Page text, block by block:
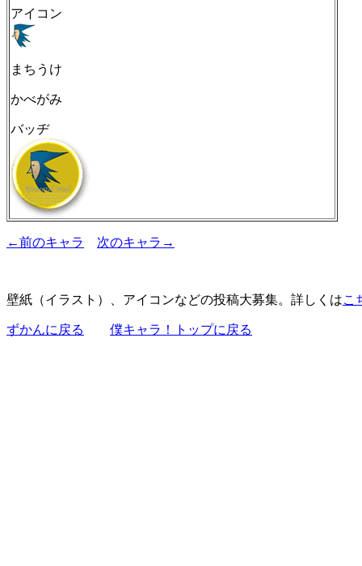
アイコン
まちうけ
かべがみ
バッヂ
←前のキャラ 次のキャラ→
壁紙（イラスト）、アイコンなどの投稿大募集。詳しくはこ
ずかんに戻る 僕キャラ！トップに戻る